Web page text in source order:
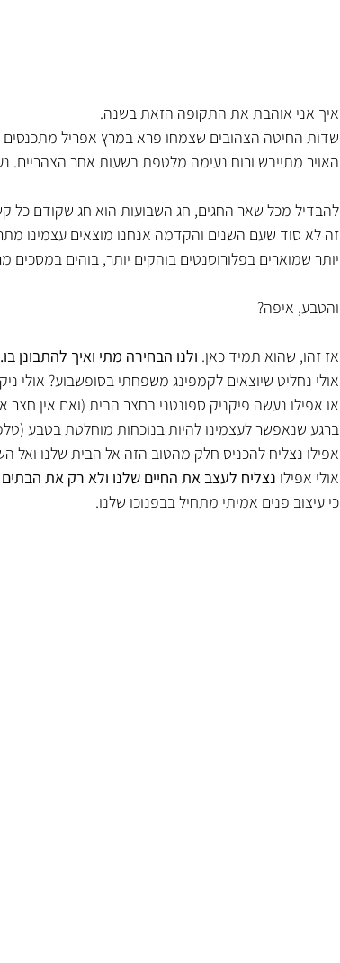
איך אני אוהבת את התקופה הזאת בשנה.
שדות החיטה הצהובים שצמחו פרא במרץ אפריל מתכנסים
האויר מתייבש ורוח נעימה מלטפת בשעות אחר הצהריים.
להבדיל מכל שאר החגים, חג השבועות הוא חג שקודם כל
זה לא סוד שעם השנים והקדמה אנחנו מוצאים עצמינו
יותר שמוארים בפלורוסנטים בוהקים יותר, בוהים
והטבע, איפה?
אז זהו, שהוא תמיד כאן. ולנו הבחירה מתי ואיך להתבונן בו.
אולי נחליט שיוצאים לקמפינג משפחתי בסופשבוע? אולי
או אפילו נעשה פיקניק ספונטני בחצר הבית (ואם אין חצר
ברגע שנאפשר לעצמינו להיות בנוכחות מוחלטת בטבע
אפילו נצליח להכניס חלק מהטוב הזה אל הבית שלנו ואל
אולי אפילו נצליח לעצב את החיים שלנו ולא רק את הבתים
כי עיצוב פנים אמיתי מתחיל בבפנוכו שלנו.